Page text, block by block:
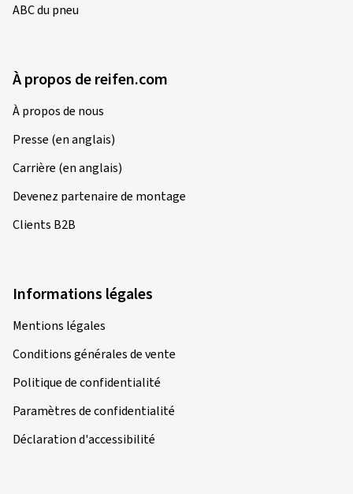
ABC du pneu
À propos de reifen.com
À propos de nous
Presse (en anglais)
Carrière (en anglais)
Devenez partenaire de montage
Clients B2B
Informations légales
Mentions légales
Conditions générales de vente
Politique de confidentialité
Paramètres de confidentialité
Déclaration d'accessibilité